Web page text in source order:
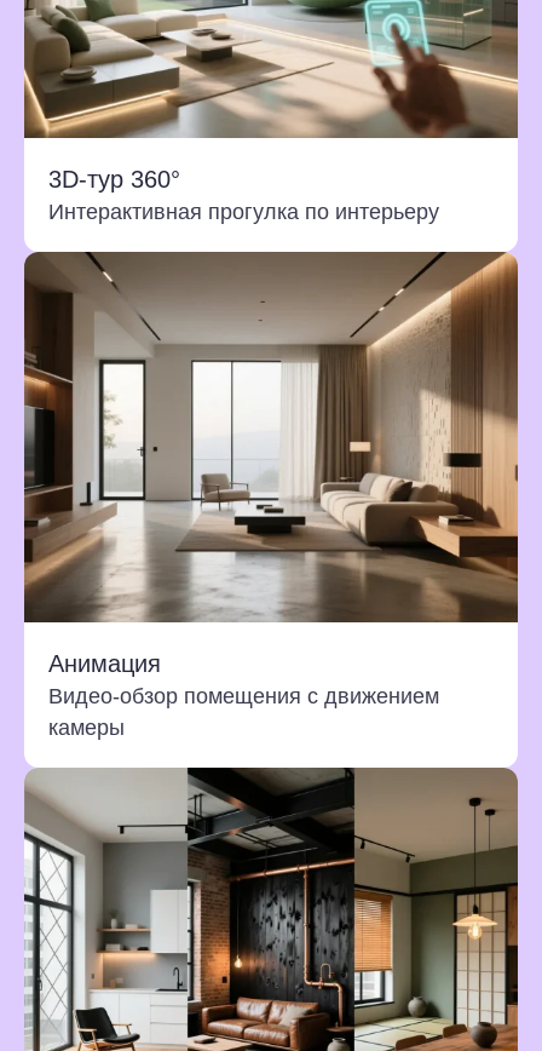
3D-тур 360°
Интерактивная прогулка по интерьеру
Анимация
Видео-обзор помещения с движением
камеры